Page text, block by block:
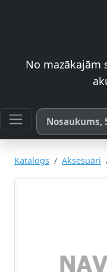
No mazākajām
Meklēt pēc
Katalogs Aksesuāri